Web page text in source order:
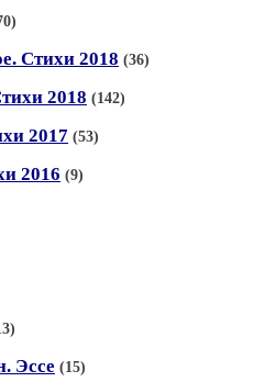
Стихи 2018 (36)
2018 (142)
2017 (53)
2016 (9)
Эссе (15)